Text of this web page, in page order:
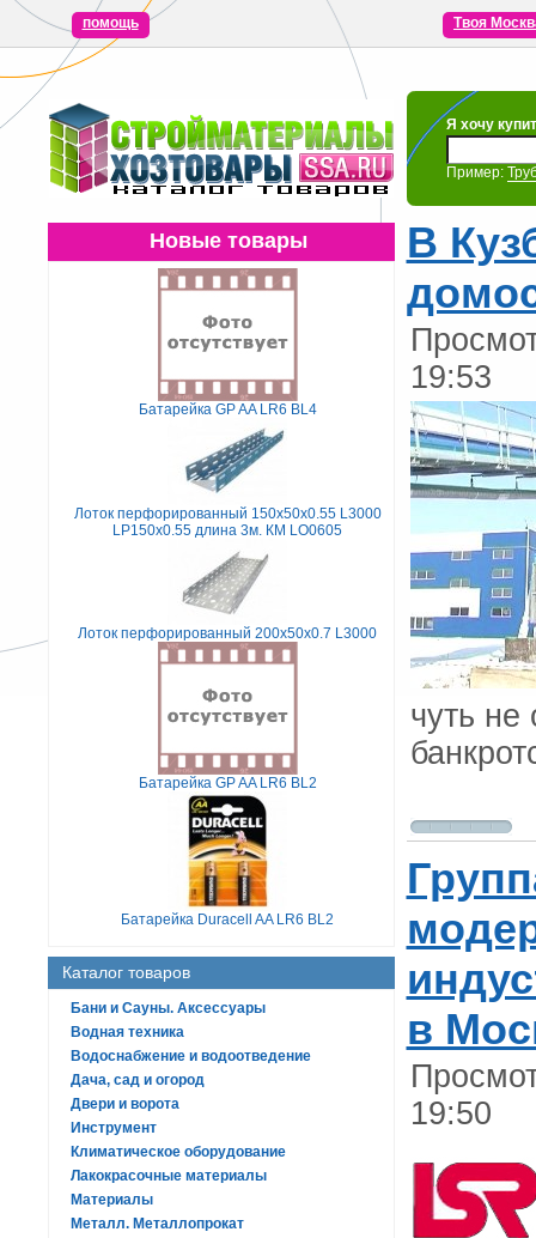
помощь Твоя
Я хочу
Пример:
Новые товары
Батарейка GP AA LR6 BL4
Лоток перфорированный 150х50х0.55 L3000
LP150х0.55 длина 3м. КМ LO0605
Лоток перфорированный 200х50х0.7 L3000
Батарейка GP AA LR6 BL2
Батарейка Duracell AA LR6 BL2
Каталог товаров
Бани и Сауны. Аксессуары
Водная техника
Водоснабжение и водоотведение
Дача, сад и огород
Двери и ворота
Инструмент
Климатическое оборудование
Лакокрасочные материалы
Материалы
Металл. Металлопрокат
В
19:53
чуть не
в
19:50